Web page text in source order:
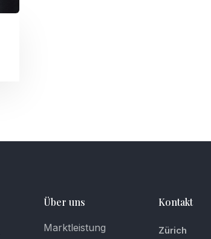
Über uns
Marktleistung
Kontakt
Zürich